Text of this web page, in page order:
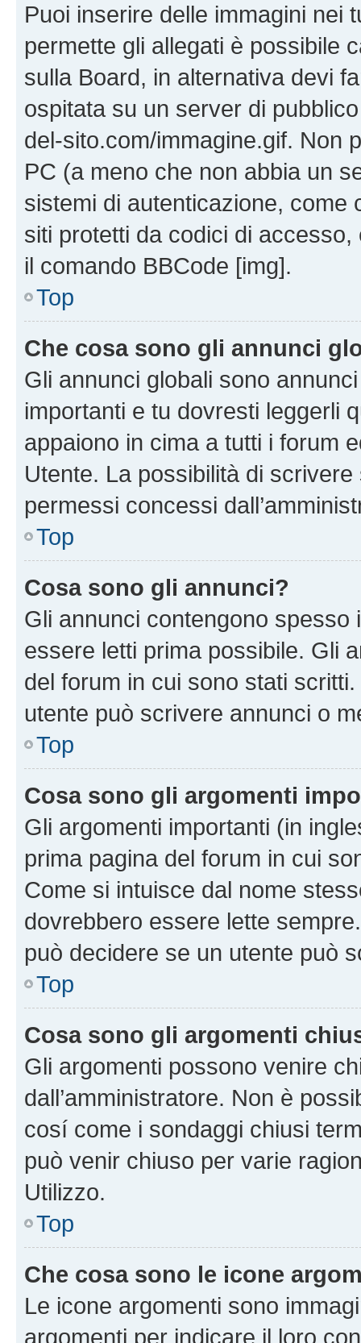
Puoi inserire delle immagini nei
permette gli allegati è possibile
sulla Board, in alternativa devi
ospitata su un server di
del-sito.com/immagine.gif. Non
PC (a meno che non abbia un
sistemi di autenticazione, come
siti protetti da codici di
il comando BBCode [img].
Top
Che cosa sono gli annunci
Gli annunci globali sono
importanti e tu dovresti leggerli
appaiono in cima a tutti i forum
Utente. La possibilità di
permessi concessi
Top
Cosa sono gli annunci?
Gli annunci contengono
essere letti prima possibile. Gli
del forum in cui sono stati
utente può scrivere annunci o
Top
Cosa sono gli argomenti
Gli argomenti importanti (in
prima pagina del forum in cui
Come si intuisce dal nome
dovrebbero essere lette
può decidere se un utente può
Top
Cosa sono gli argomenti
Gli argomenti possono venire
dall’amministratore. Non è
cosí come i sondaggi chiusi
può venir chiuso per varie
Utilizzo.
Top
Che cosa sono le icone
Le icone argomenti sono
argomenti per indicare il loro